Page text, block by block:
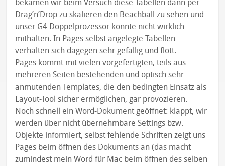
bekamen wir beim Versuch diese Tabellen dann per
Drag’n’Drop zu skalieren den Beachball zu sehen und
unser G4 Doppelprozessor konnte nicht wirklich
mithalten. In Pages selbst angelegte Tabellen
verhalten sich dagegen sehr gefällig und flott.
Pages kommt mit vielen vorgefertigten, teils aus
mehreren Seiten bestehenden und optisch sehr
anmutenden Templates, die den bedingten Einsatz als
Layout-Tool sicher ermöglichen, gar provozieren.
Noch schnell ein Word-Dokument geöffnet: klappt, wir
werden über nicht übernehmbare Settings bzw.
Objekte informiert, selbst fehlende Schriften zeigt uns
Pages beim öffnen des Dokuments an (das macht
zumindest mein Word für Mac beim öffnen des selben